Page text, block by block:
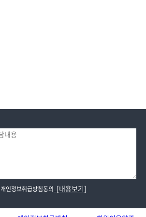
개인정보취급방침동의 [내용보기]